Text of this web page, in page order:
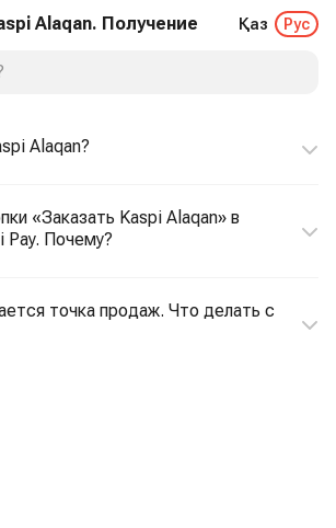
Alaqan. Получение Қаз Рус
Alaqan?
«Заказать Kaspi Alaqan» в
Pay. Почему?
точка продаж. Что делать с